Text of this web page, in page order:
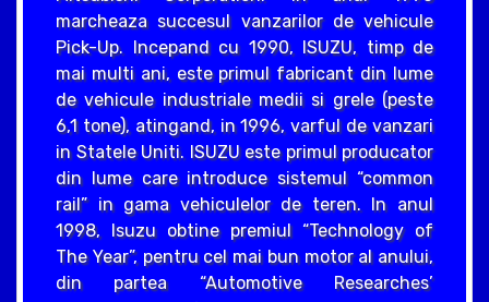
marcheaza succesul vanzarilor de vehicule
Pick-Up. Incepand cu 1990, ISUZU, timp de
mai multi ani, este primul fabricant din lume
de vehicule industriale medii si grele (peste
6,1 tone), atingand, in 1996, varful de vanzari
in Statele Uniti. ISUZU este primul producator
din lume care introduce sistemul “common
rail” in gama vehiculelor de teren. In anul
1998, Isuzu obtine premiul “Technology of
The Year”, pentru cel mai bun motor al anului,
din partea “Automotive Researches’